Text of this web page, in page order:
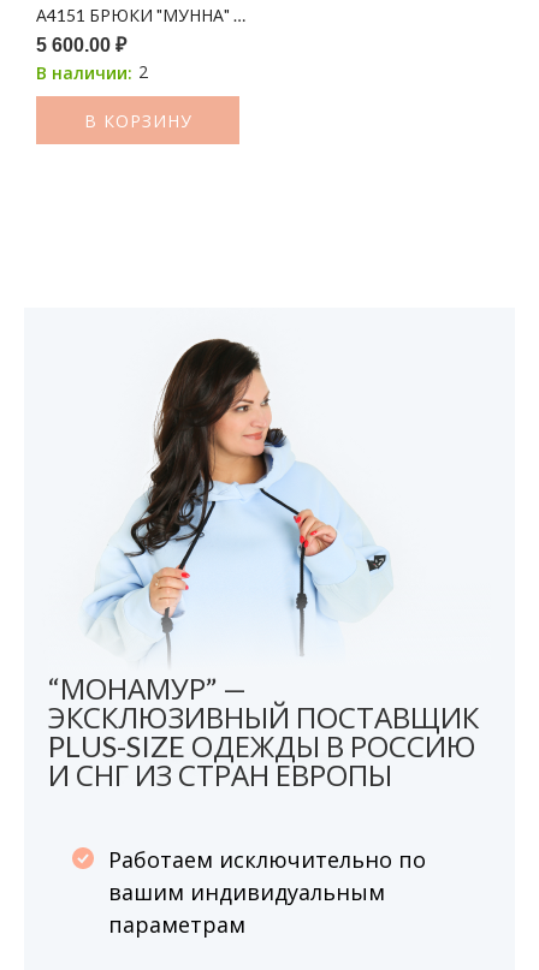
А4151 БРЮКИ "МУННА" ХАКИ
5 600.00 ₽
В наличии: 2
В КОРЗИНУ
“МОНАМУР” —
ЭКСКЛЮЗИВНЫЙ ПОСТАВЩИК
PLUS-SIZE ОДЕЖДЫ В РОССИЮ
И СНГ ИЗ СТРАН ЕВРОПЫ
Работаем исключительно по
вашим индивидуальным
параметрам